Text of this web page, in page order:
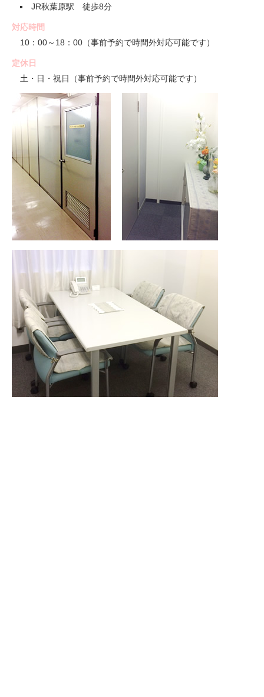
JR秋葉原駅 徒歩8分
対応時間
10：00～18：00（事前予約で時間外対応可能です）
定休日
土・日・祝日（事前予約で時間外対応可能です）